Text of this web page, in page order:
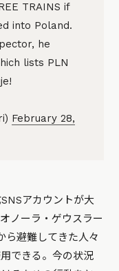
TRAINS if
into Poland.
he
lists PLN
February 28,
アカウントが大
ノーラ・ゲウスラー
避難してきた人々
できる。今の状況